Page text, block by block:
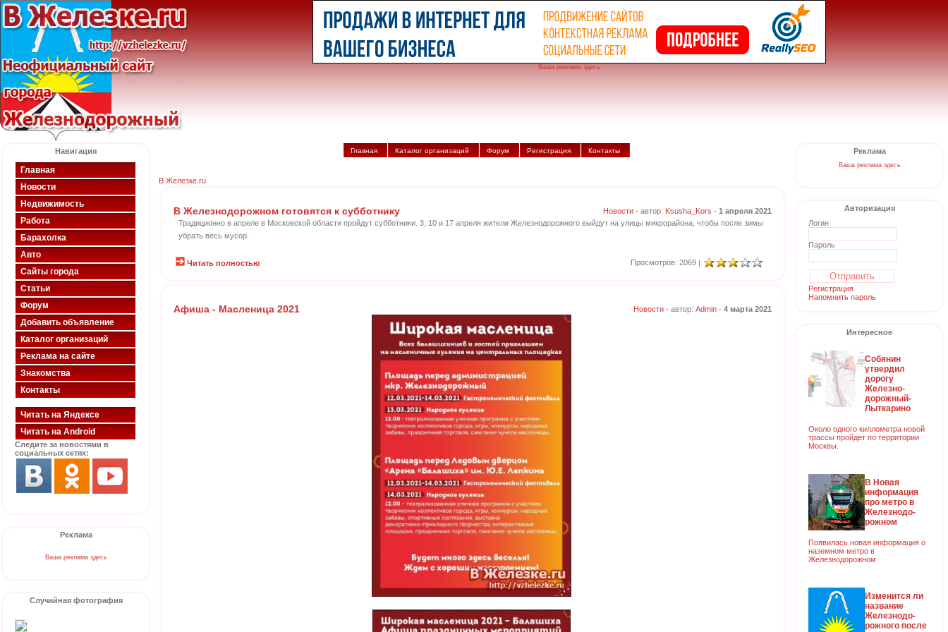
Ваша реклама здесь
Навигация
Главная
Новости
Недвижимость
Работа
Барахолка
Авто
Сайты города
Статьи
Форум
Добавить объявление
Каталог организаций
Реклама на сайте
Знакомства
Контакты
Читать на Яндексе
Читать на Android
Следите за новостями в
социальных сетях:
Реклама
Ваша реклама здесь
Случайная фотография
Главная Каталог организаций Форум Регистрация Контакты
В Железке.ru
В Железнодорожном готовятся к субботнику Новости - автор: Ksusha_Kors - 1 апреля 2021
Традиционно в апреле в Московской области пройдут субботники. 3, 10 и 17 апреля жители Железнодорожного выйдут на улицы микрорайона, чтобы после зимы
убрать весь мусор.
Читать полностью Просмотров: 2069 |
Афиша - Масленица 2021 Новости - автор: Admin - 4 марта 2021
Реклама
Ваша реклама здесь
Авторизация
Логин
Пароль
Регистрация
Напомнить пароль
Интересное
Собянин
утвердил
дорогу
Железно-
дорожный-
Лыткарино
Около одного киллометра новой
трассы пройдет по территории
Москвы.
В Новая
информация
про метро в
Железнодо-
рожном
Появилась новая информация о
наземном метро в
Железнодорожном
Изменится ли
название
Железнодо-
рожного после